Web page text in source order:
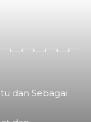
dan Sebagai